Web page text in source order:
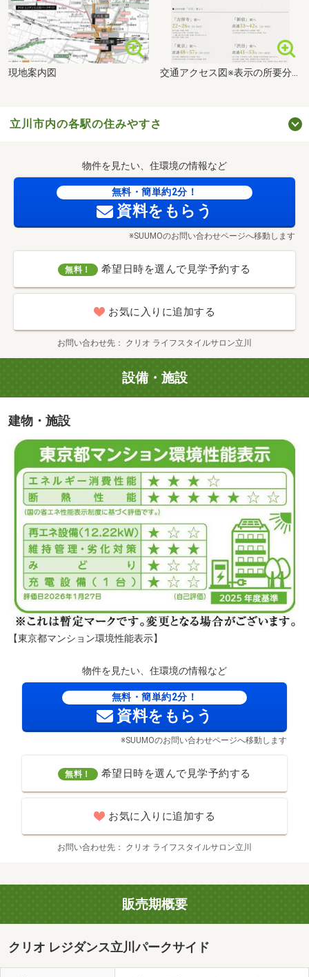
現地案内図 交通アクセス図※表示の所要分数は、「ジョルダン」時刻表に基づいて作成しています。また、通勤時及び日中平常時の乗り換え、待ち時間を含めた最短から最長の所要時間を記載しています。通勤時は7:00以降の乗車で8:30までに目的の駅に到着、日中平常時は10:00以降の乗車で17:00までに目的の駅に到着としています。記載の情報は2025年10月現在のものです。［ ］内の所要時間は日中平常時のものです。
立川市内の各駅の住みやすさ
物件を見たい、住環境の情報など
無料・簡単約2分！
資料をもらう
※SUUMOのお問い合わせページへ移動します
無料！ 希望日時を選んで見学予約する
お気に入りに追加する
お問い合わせ先 クリオ ライフスタイルサロン立川
設備・施設
建物・施設
【東京都マンション環境性能表示】
物件を見たい、住環境の情報など
無料・簡単約2分！
資料をもらう
※SUUMOのお問い合わせページへ移動します
無料！ 希望日時を選んで見学予約する
お気に入りに追加する
お問い合わせ先 クリオ ライフスタイルサロン立川
販売期概要
クリオ レジダンス立川パークサイド